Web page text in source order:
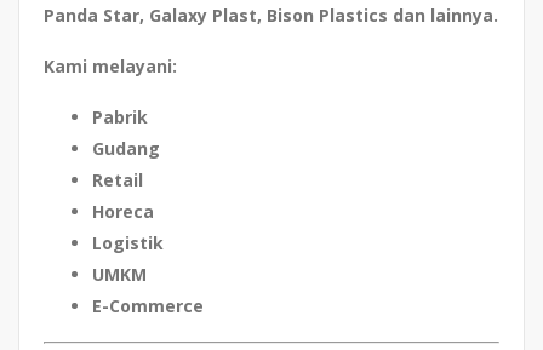
Panda Star, Galaxy Plast, Bison Plastics dan lainnya.
Kami melayani:
Pabrik
Gudang
Retail
Horeca
Logistik
UMKM
E-Commerce